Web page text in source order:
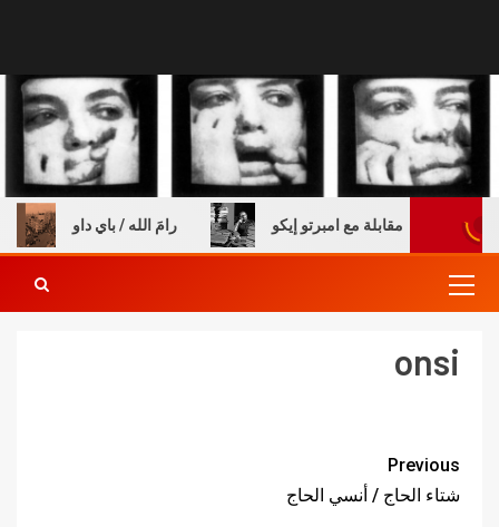
رامَ الله / باي داو والكتب – مقابلة مع امبرتو إيكو
onsi
Previous
شتاء الحاج / أنسي الحاج